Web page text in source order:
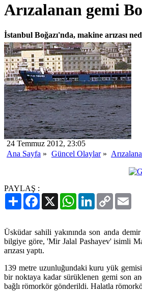
Arızalanan gemi
İstanbul Boğazı'nda, makine arızası
24 Temmuz 2012, 23:05
Ana Sayfa » Güncel Olaylar»
PAYLAŞ :
PaylaşFacebook
X WhatsAppLinkedIn
Copy
Link
Üsküdar sahili yakınında son anda
bilgiye göre, 'Mir Jalal Pashayev' isimli
arızası yaptı.
139 metre uzunluğundaki kuru yük gemisi
bir noktaya kadar sürüklenen gemi son
bağlı römorkör gönderildi. Halatla